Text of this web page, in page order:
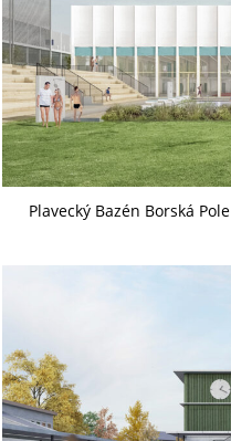
Plavecký Bazén Borská Pole